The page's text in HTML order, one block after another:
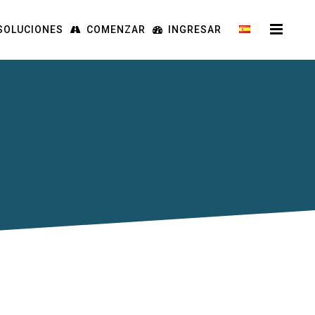
COMENZAR INGRESAR